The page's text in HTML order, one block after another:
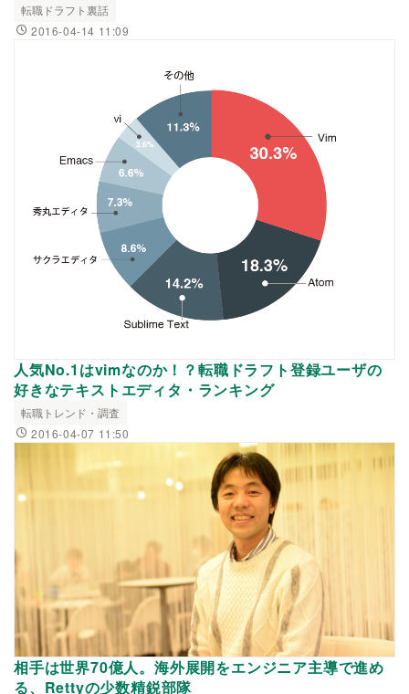
転職ドラフト裏話
2016-04-14 11:09
人気No.1はvimなのか！？転職ドラフト登録ユーザの
好きなテキストエディタ・ランキング
転職トレンド・調査
2016-04-07 11:50
相手は世界70億人。海外展開をエンジニア主導で進め
る、Rettyの少数精鋭部隊